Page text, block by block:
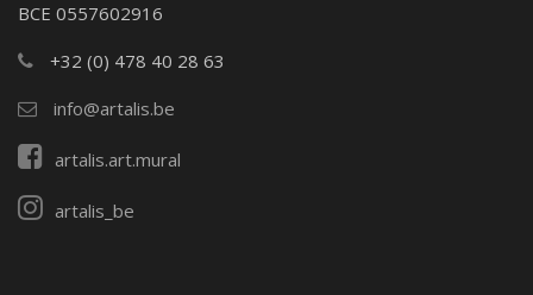
BCE 0557602916
+32 (0) 478 40 28 63
info@artalis.be
artalis.art.mural
artalis_be